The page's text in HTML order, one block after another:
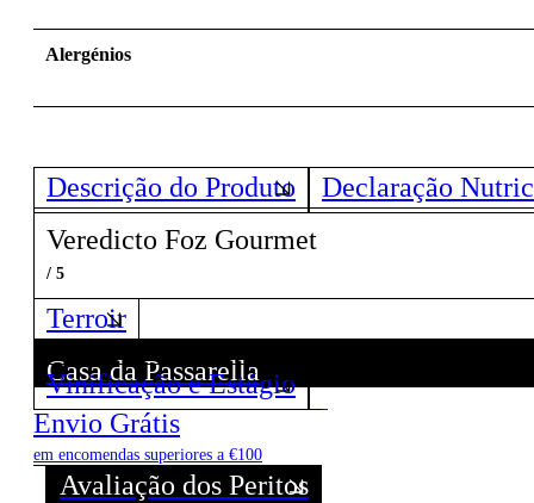
Alergénios
Descrição do Produto
Declaração
Veredicto Foz Gourmet
/ 5
Terroir
Casa da Passarella
Descubra todos os Vinhos deste Produtor!
Vinificação e Estágio
Envio Grátis
em encomendas superiores a €100
Avaliação dos Peritos